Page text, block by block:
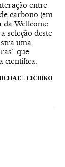
entre
carbono (em
da Wellcome
seleção deste
uma
que
científica.
CICIRKO